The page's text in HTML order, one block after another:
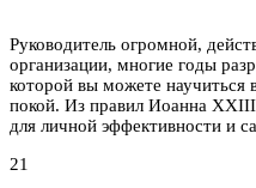
Руководитель огромной,
организации, многие годы
которой вы можете научиться
покой. Из правил Иоанна
для личной эффективности и
21